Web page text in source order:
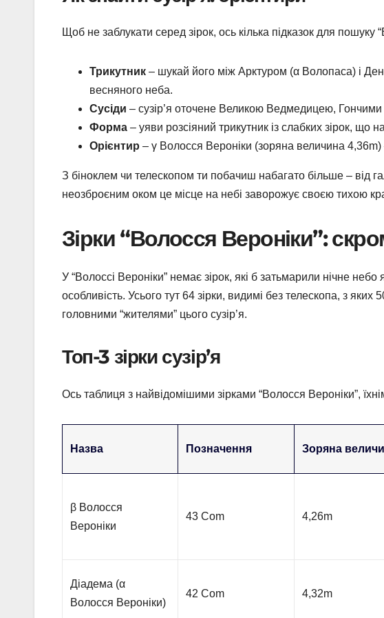
Щоб не заблукати серед зірок, ось кілька підказок для пошуку
Трикутник – шукай його між Арктуром (α Волопаса) і
весняного неба.
Сусіди – сузір’я оточене Великою Ведмедицею,
Форма – уяви розсіяний трикутник із слабких зірок, що
Орієнтир – γ Волосся Вероніки (зоряна величина 4,36m)
З біноклем чи телескопом ти побачиш набагато більше – від
неозброєним оком це місце на небі заворожує своєю тихою
Зірки “Волосся Вероніки”:
У “Волоссі Вероніки” немає зірок, які б затьмарили нічне
особливість. Усього тут 64 зірки, видимі без телескопа, з
головними “жителями” цього сузір’я.
Топ-3 зірки сузір’я
Ось таблиця з найвідомішими зірками “Волосся Вероніки”,
Назва Позначення Зоряна
β Волосся
Вероніки
43 Com 4,26m
Діадема (α
Волосся Вероніки)
42 Com 4,32m